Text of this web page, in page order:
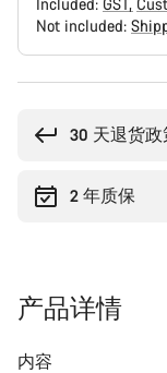
Not included:
30 天退货政
2 年质保
产品详情
内容